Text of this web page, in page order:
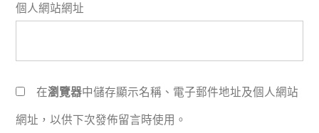
個人網站網址
在瀏覽器中儲存顯示名稱、電子郵件地址及個人網站
網址，以供下次發佈留言時使用。